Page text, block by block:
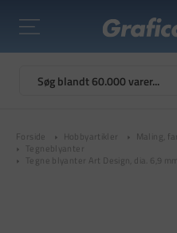
Forside Hobbyartikler Maling,
Tegneblyanter
Tegne blyanter Art Design, dia. 6,9